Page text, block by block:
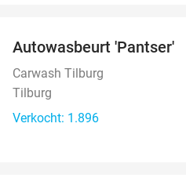
Autowasbeurt 'Pantser'
Carwash Tilburg
Tilburg
Verkocht: 1.896